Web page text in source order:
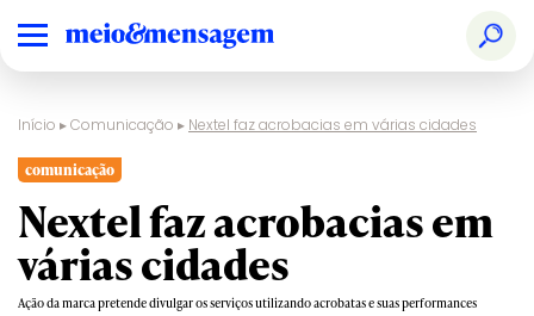
Início ▸Comunicação ▸ Nextel faz acrobacias em várias cidades
comunicação
Nextel faz acrobacias em
várias cidades
Ação da marca pretende divulgar os serviços utilizando acrobatas e suas performances